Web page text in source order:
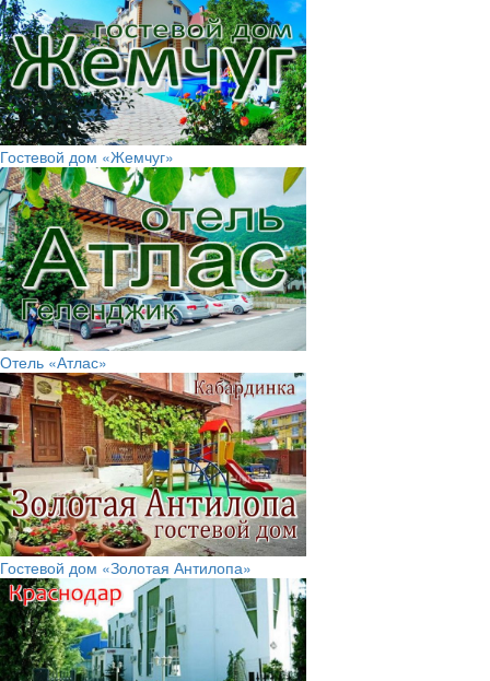
Гостевой дом «Жемчуг»
Отель «Атлас»
Гостевой дом «Золотая Антилопа»